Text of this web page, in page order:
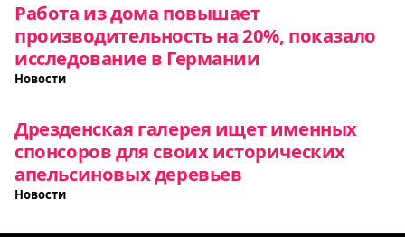
Работа из дома повышает
производительность на 20%, показало
исследование в Германии
Новости
Дрезденская галерея ищет именных
спонсоров для своих исторических
апельсиновых деревьев
Новости